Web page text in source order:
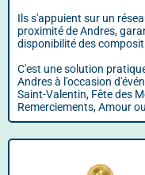
Ils s'appuient sur un
proximité de Andres,
disponibilité des
C'est une solution
Andres à l'occasion
Saint-Valentin, Fête des
Remerciements, Amour